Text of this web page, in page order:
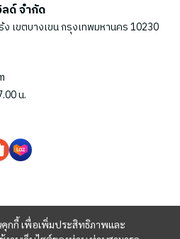
คุกกี้ เพื่อเพิ่มประสิทธิภาพและ
ด์ จำกัด
เขตบางเขน กรุงเทพมหานคร 10230
น.